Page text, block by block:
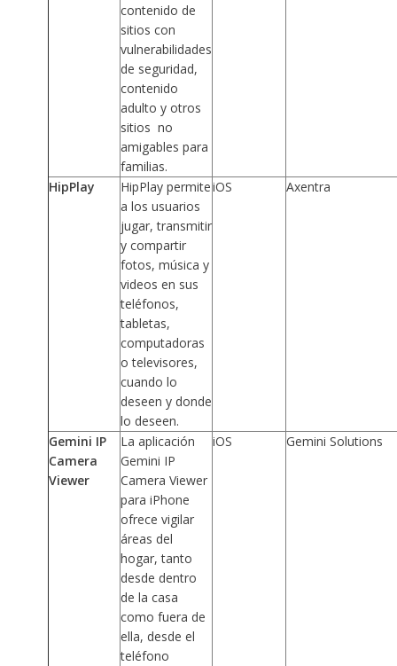
contenido de
sitios con
vulnerabilidades
de seguridad,
contenido
adulto y otros
sitios no
amigables para
familias.
HipPlay
HipPlay permite
a los usuarios
jugar, transmitir
y compartir
fotos, música y
videos en sus
teléfonos,
tabletas,
computadoras
o televisores,
cuando lo
deseen y donde
lo deseen.
iOS Axentra
Gemini IP
Camera
Viewer
La aplicación
Gemini IP
Camera Viewer
para iPhone
ofrece vigilar
áreas del
hogar, tanto
desde dentro
de la casa
como fuera de
ella, desde el
teléfono
iOS Gemini Solutions